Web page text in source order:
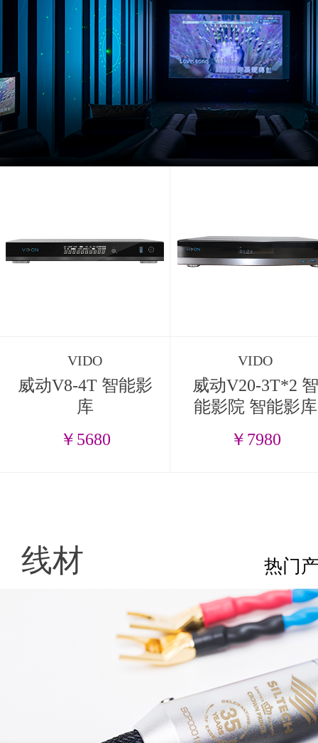
VIDO
威动V8-4T 智能影
库
￥5680
VIDO
威动V20-3T*2 智
能影院 智能影库
￥7980
线材 热门